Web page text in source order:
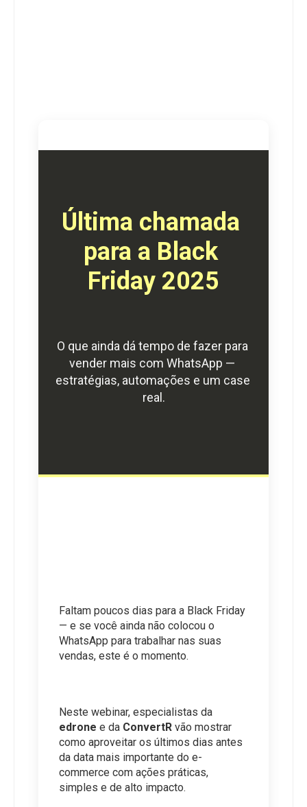
Última chamada
para a Black
Friday 2025
O que ainda dá tempo de fazer para
vender mais com WhatsApp —
estratégias, automações e um case
real.
Faltam poucos dias para a Black Friday
— e se você ainda não colocou o
WhatsApp para trabalhar nas suas
vendas, este é o momento.
edrone e da ConvertR vão mostrar
como aproveitar os últimos dias antes
da data mais importante do e-
commerce com ações práticas,
simples e de alto impacto.